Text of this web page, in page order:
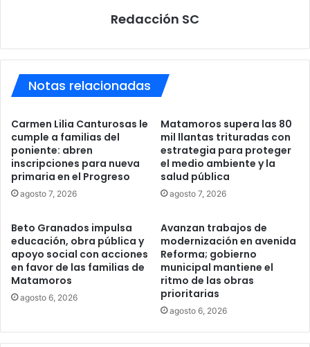
Redacción SC
Notas relacionadas
Carmen Lilia Canturosas le
cumple a familias del
poniente: abren
inscripciones para nueva
primaria en el Progreso
agosto 7, 2026
Matamoros supera las 80
mil llantas trituradas con
estrategia para proteger
el medio ambiente y la
salud pública
agosto 7, 2026
Beto Granados impulsa
educación, obra pública y
apoyo social con acciones
en favor de las familias de
Matamoros
agosto 6, 2026
Avanzan trabajos de
modernización en avenida
Reforma; gobierno
municipal mantiene el
ritmo de las obras
prioritarias
agosto 6, 2026